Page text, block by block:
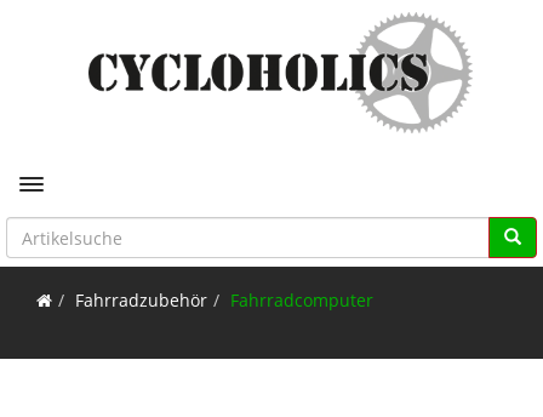
Toggle navigation
Fahrradzubehör Fahrradcomputer